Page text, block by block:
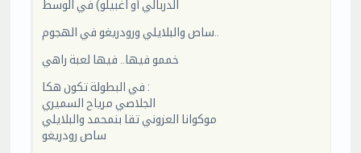
الدربالي أو اغبيلو) في الوسط
خممو فيها.. فيها لعبة راهي
في البطولة تكون هكا :
الجلاصي مرياح السميري
موكوانا العزوني تقا بنمحمد والبلايلي
ساص رودريغو